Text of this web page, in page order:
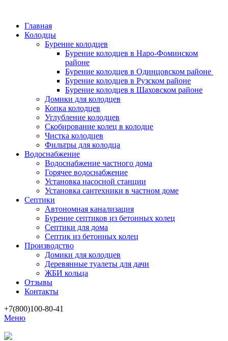
Главная
Колодцы
Бурение колодцев
Бурение колодцев в Наро-Фоминском
районе
Бурение колодцев в Одинцовском районе
Бурение колодцев в Рузском районе
Бурение колодцев в Шаховском районе
Домики для колодцев
Копка колодцев
Углубление колодцев
Скобирование колец в колодце
Чистка колодцев
Фильтры для колодца
Водоснабжение
Водоснабжение частного дома
Горячее водоснабжение
Установка насосной станции
Установка сантехники в частном доме
Септики
Автономная канализация
Бурение септиков из бетонных колец
Септики для дома
Септик из бетонных колец
Производство
Домики для колодцев
Деревянные туалеты для дачи
ЖБИ кольца
Отзывы
Контакты
+7(800)100-80-41
Меню